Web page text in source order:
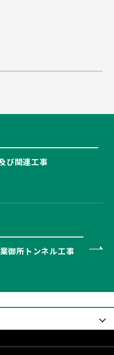
び関連工事
御所トンネル工事